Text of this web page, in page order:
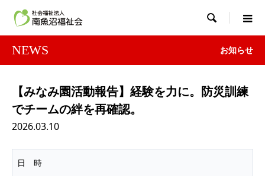

NEWS お知らせ
【みなみ園活動報告】経験を力に。防災訓練
でチームの絆を再確認。
2026.03.10
日 時